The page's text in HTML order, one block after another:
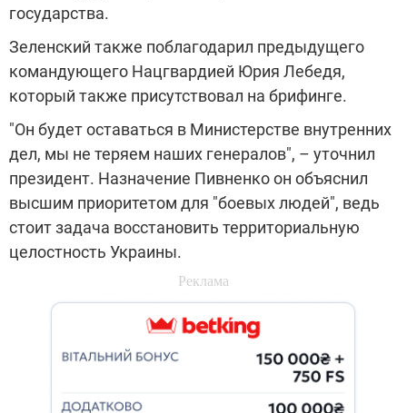
государства.
Зеленский также поблагодарил предыдущего
командующего Нацгвардией Юрия Лебедя,
который также присутствовал на брифинге.
"Он будет оставаться в Министерстве внутренних
дел, мы не теряем наших генералов", – уточнил
президент. Назначение Пивненко он объяснил
высшим приоритетом для "боевых людей", ведь
стоит задача восстановить территориальную
целостность Украины.